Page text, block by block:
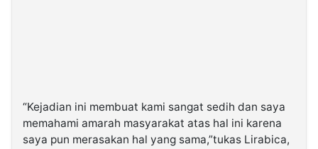
“Kejadian ini membuat kami sangat sedih dan saya
memahami amarah masyarakat atas hal ini karena
saya pun merasakan hal yang sama,”tukas Lirabica,